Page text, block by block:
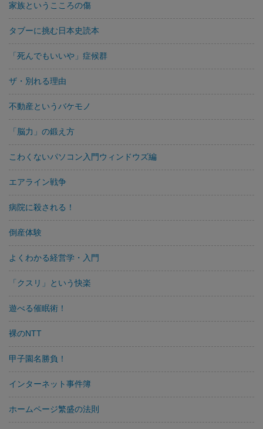
家族というこころの傷
タブーに挑む日本史読本
「死んでもいいや」症候群
ザ・別れる理由
不動産というバケモノ
「脳力」の鍛え方
こわくないパソコン入門ウィンドウズ編
エアライン戦争
病院に殺される！
倒産体験
よくわかる経営学・入門
「クスリ」という快楽
遊べる催眠術！
裸のNTT
甲子園名勝負！
インターネット事件簿
ホームページ繁盛の法則